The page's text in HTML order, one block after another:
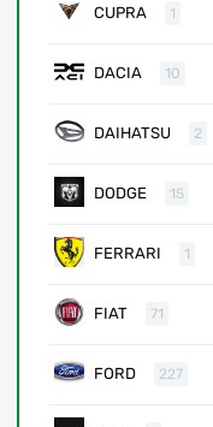
CUPRA 1
DACIA 10
DAIHATSU 2
DODGE 15
FERRARI 1
FIAT 71
FORD 227